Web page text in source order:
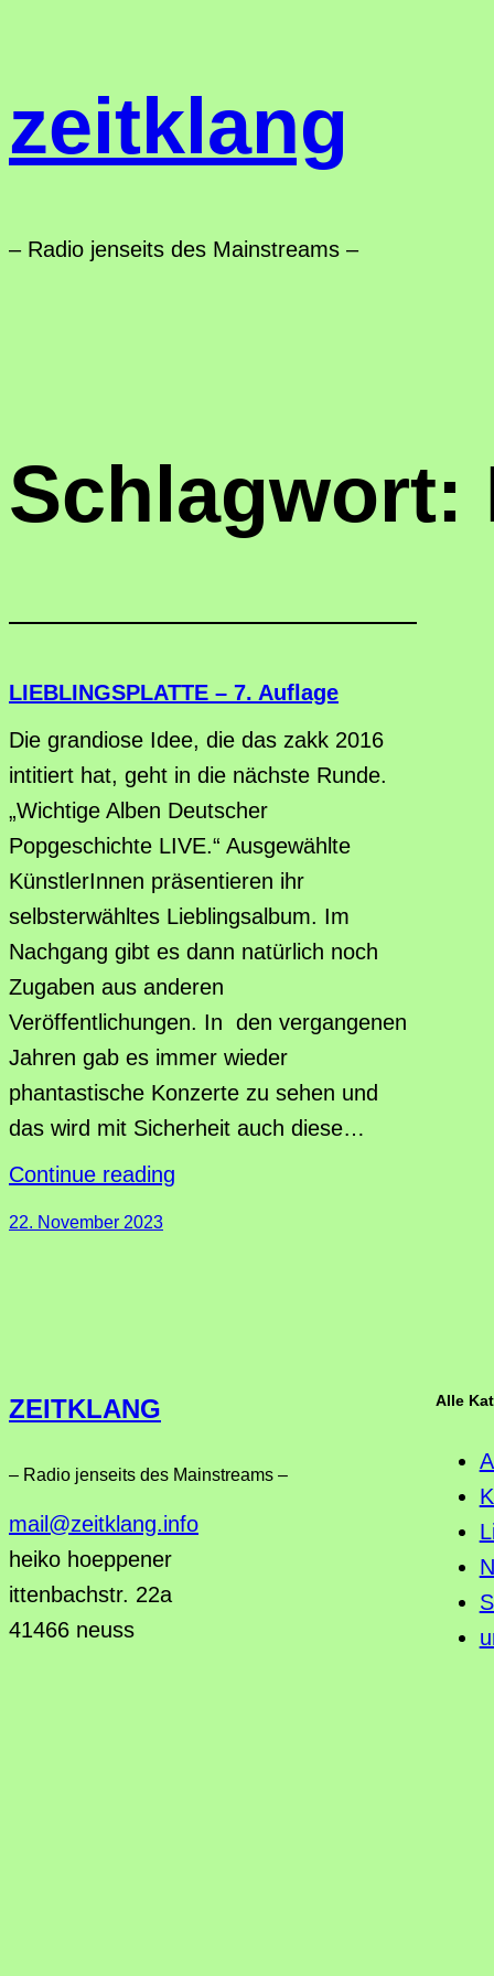
zeitklang
– Radio jenseits des Mainstreams –
Schlagwort:
LIEBLINGSPLATTE – 7. Auflage
Die grandiose Idee, die das zakk 2016
intitiert hat, geht in die nächste Runde.
„Wichtige Alben Deutscher
Popgeschichte LIVE.“ Ausgewählte
KünstlerInnen präsentieren ihr
selbsterwähltes Lieblingsalbum. Im
Nachgang gibt es dann natürlich noch
Zugaben aus anderen
Veröffentlichungen. In den vergangenen
Jahren gab es immer wieder
phantastische Konzerte zu sehen und
das wird mit Sicherheit auch diese…
Continue reading
22. November 2023
ZEITKLANG
– Radio jenseits des Mainstreams –
mail@zeitklang.info
heiko hoeppener
ittenbachstr. 22a
41466 neuss
Alle